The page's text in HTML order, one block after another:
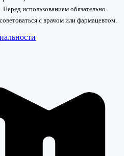
Перед использованием обязательно
с врачом или фармацевтом.